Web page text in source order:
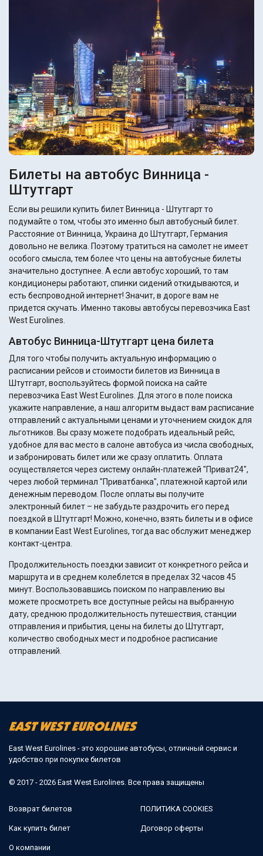
Билеты на автобус Винница -
Штутгарт
Если вы решили купить билет Винница - Штутгарт то
подумайте о том, чтобы это именно был автобусный билет.
Расстояние от Винница, Украина до Штутгарт, Германия
довольно не велика. Поэтому тратиться на самолет не имеет
особого смысла, тем более что цены на автобусные билеты
значительно доступнее. А если автобус хороший, то там
кондиционеры работают, спинки сидений откидываются, и
есть беспроводной интернет! Значит, в дороге вам не
придется скучать. Именно таковы автобусы перевозчика East
West Eurolines.
Автобус Винница-Штутгарт цена билета
Для того чтобы получить актуальную информацию о
расписании рейсов и стоимости билетов из Винница в
Штутгарт, воспользуйтесь формой поиска на сайте
перевозчика East West Eurolines. Для этого в поле поиска
укажите направление, а наш алгоритм выдаст вам расписание
отправлений с актуальными ценами и уточнением скидок для
льготников. Вы сразу можете подобрать идеальный рейс,
удобное для вас место в салоне автобуса из числа свободных,
и забронировать билет или же сразу оплатить. Оплата
осуществляется через систему онлайн-платежей "Приват24",
через любой терминал "Приватбанка", платежной картой или
денежным переводом. После оплаты вы получите
электронный билет – не забудьте раздрочить его перед
поездкой в Штутгарт! Можно, конечно, взять билеты и в офисе
в компании East West Eurolines, тогда вас обслужит менеджер
контакт-центра.
Продолжительность поездки зависит от конкретного рейса и
маршрута и в среднем колеблется в пределах 32 часов 45
минут. Воспользовавшись поиском по направлению вы
можете просмотреть все доступные рейсы на выбранную
дату, среднюю продолжительность путешествия, станции
отправления и прибытия, цены на билеты до Штутгарт,
количество свободных мест и подробное расписание
отправлений.
East West Eurolines - это хорошие автобусы, отличный сервис и
удобство при покупке билетов
© 2017 - 2026 East West Eurolines. Все права защищены
Возврат билетов
Как купить билет
О компании
ПОЛИТИКА COOKIES
Договор оферты